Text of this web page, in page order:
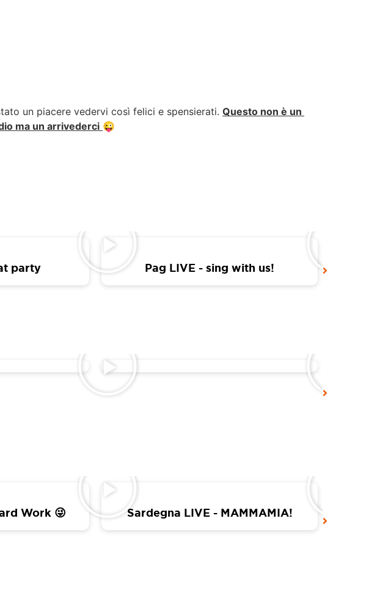
un piacere vedervi così felici e spensierati. Questo non è un
ma un arrivederci 😜
party Pag LIVE - sing with us!
Work 😜 Sardegna LIVE - MAMMAMIA!